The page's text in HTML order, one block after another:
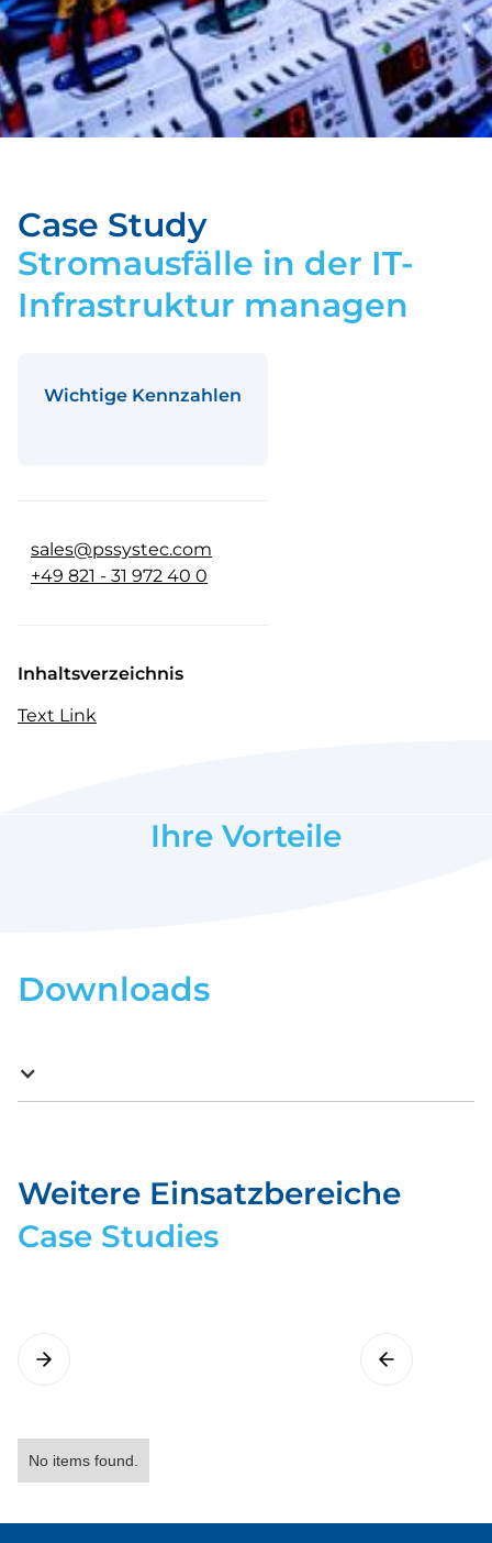
Case Study
Stromausfälle in der IT-
Infrastruktur managen
Wichtige Kennzahlen
sales@pssystec.com
+49 821 - 31 972 40 0
Inhaltsverzeichnis
Text Link
Ihre Vorteile
Downloads
Download
Weitere Einsatzbereiche
Case Studies
No items found.